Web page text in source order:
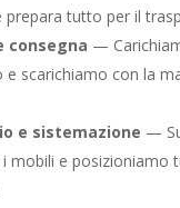
prepara tutto per il
consegna —
scarichiamo con la
e sistemazione —
mobili e posizioniamo